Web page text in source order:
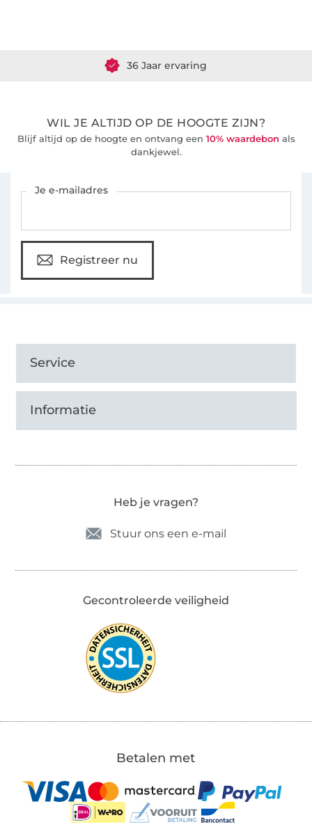
36 Jaar ervaring
WIL JE ALTIJD OP DE HOOGTE ZIJN?
Blijf altijd op de hoogte en ontvang een 10% waardebon als
dankjewel.
Je e-mailadres
Registreer nu
Service
Informatie
Heb je vragen?
Stuur ons een e-mail
Gecontroleerde veiligheid
Betalen met